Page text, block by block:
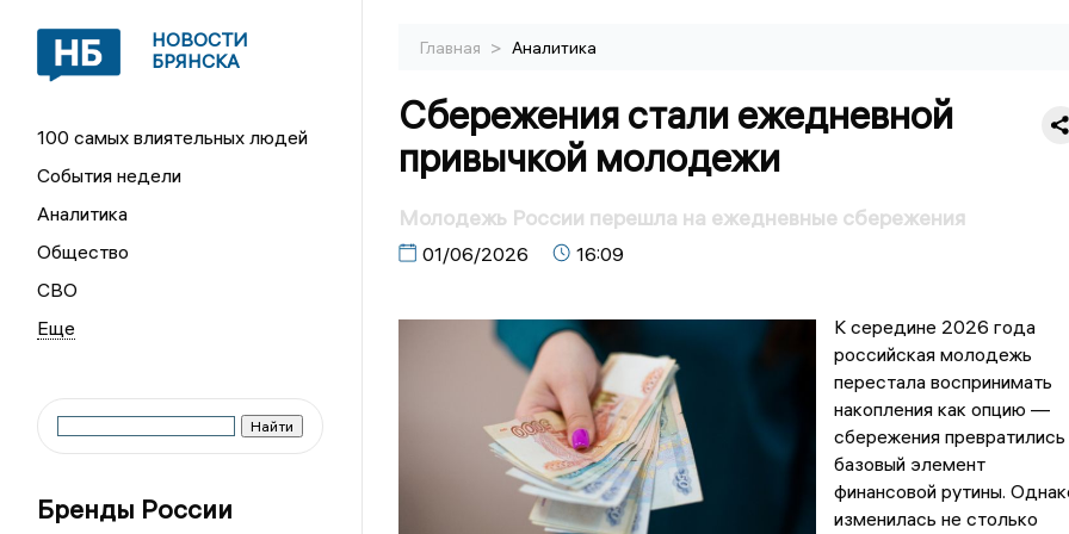
НОВОСТИ
БРЯНСКА
100 самых влиятельных людей
События недели
Аналитика
Общество
СВО
Бренды России
Главная > Аналитика
Сбережения стали ежедневной
привычкой молодежи
Молодежь России перешла на ежедневные сбережения
01/06/2026 16:09
К середине 2026 года
российская молодежь
перестала воспринимать
накопления как опцию —
сбережения превратились
базовый элемент
финансовой рутины.
изменилась не столько